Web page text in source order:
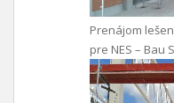
Prenájom
pre NES – Bau